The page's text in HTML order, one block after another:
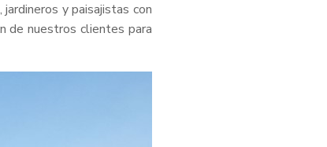
y paisajistas con
de nuestros clientes para